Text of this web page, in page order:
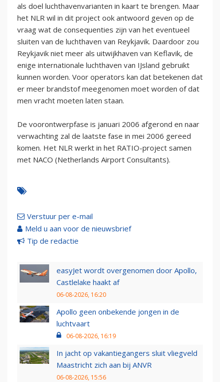
als doel luchthavenvarianten in kaart te brengen. Maar
het NLR wil in dit project ook antwoord geven op de
vraag wat de consequenties zijn van het eventueel
sluiten van de luchthaven van Reykjavik. Daardoor zou
Reykjavik niet meer als uitwijkhaven van Keflavik, de
enige internationale luchthaven van IJsland gebruikt
kunnen worden. Voor operators kan dat betekenen dat
er meer brandstof meegenomen moet worden of dat
men vracht moeten laten staan.
De voorontwerpfase is januari 2006 afgerond en naar
verwachting zal de laatste fase in mei 2006 gereed
komen. Het NLR werkt in het RATIO-project samen
met NACO (Netherlands Airport Consultants).
Verstuur per e-mail
Meld u aan voor de nieuwsbrief
Tip de redactie
easyJet wordt overgenomen door Apollo,
Castlelake haakt af
06-08-2026, 16:20
Apollo geen onbekende jongen in de
luchtvaart
06-08-2026, 16:19
In jacht op vakantiegangers sluit vliegveld
Maastricht zich aan bij ANVR
06-08-2026, 15:56